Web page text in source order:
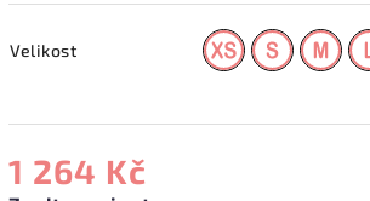
Velikost
1 264 Kč